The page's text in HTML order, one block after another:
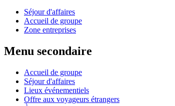
Séjour d'affaires
Accueil de groupe
Zone entreprises
Menu secondaire
Accueil de groupe
Séjour d'affaires
Lieux événementiels
Offre aux voyageurs étrangers